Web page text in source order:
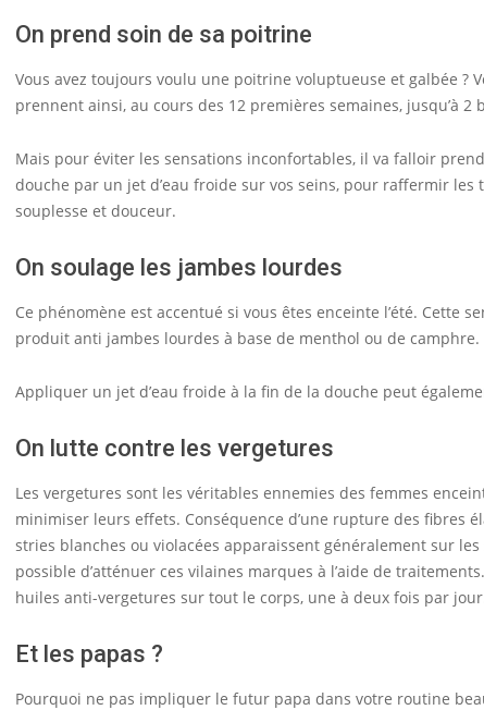
On prend soin de sa poitrine
Vous avez toujours voulu une poitrine voluptueuse et galbée ?
prennent ainsi, au cours des 12 premières semaines, jusqu’à 2
Mais pour éviter les sensations inconfortables, il va falloir
douche par un jet d’eau froide sur vos seins, pour raffermir
souplesse et douceur.
On soulage les jambes lourdes
Ce phénomène est accentué si vous êtes enceinte l’été.
produit anti jambes lourdes à base de menthol ou de camphre.
Appliquer un jet d’eau froide à la fin de la douche peut
On lutte contre les vergetures
Les vergetures sont les véritables ennemies des femmes
minimiser leurs effets. Conséquence d’une rupture des fibres
stries blanches ou violacées apparaissent généralement sur
possible d’atténuer ces vilaines marques à l’aide de
huiles anti-vergetures sur tout le corps, une à deux fois par
Et les papas ?
Pourquoi ne pas impliquer le futur papa dans votre routine